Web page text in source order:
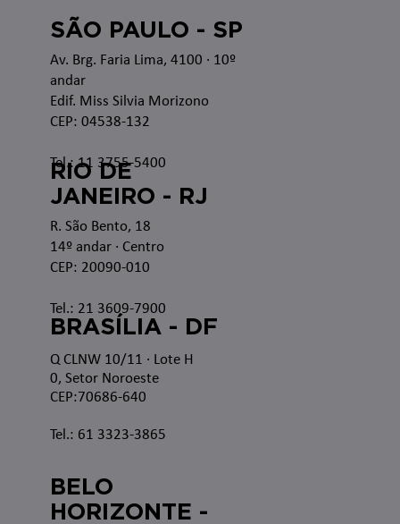
Av. Brg. Faria Lima, 4100 · 10º
andar
Edif. Miss Silvia Morizono
CEP: 04538-132
Tel.: 11 3755-5400
SÃO PAULO - SP
RIO DE
JANEIRO - RJ
R. São Bento, 18
14º andar · Centro
CEP: 20090-010
Tel.: 21 3609-7900
Q CLNW 10/11 · Lote H
0, Setor Noroeste
CEP:70686-640
Tel.: 61 3323-3865
BRASÍLIA - DF
BELO
HORIZONTE -